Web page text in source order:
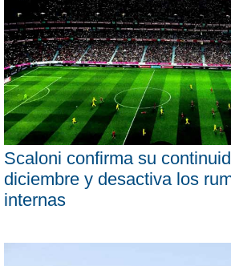
Scaloni confirma su
diciembre y desactiva los
internas